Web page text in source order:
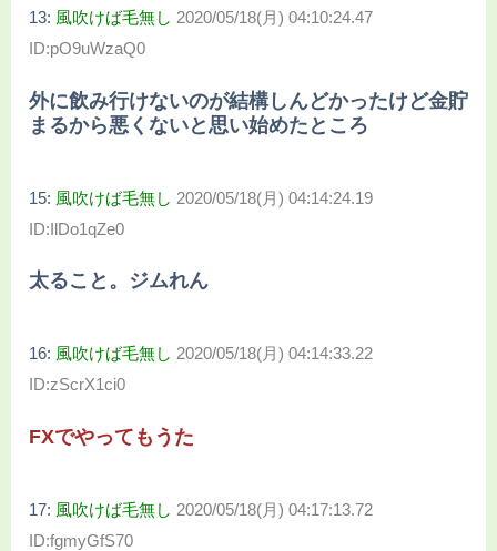
13: 風吹けば毛無し 2020/05/18(月) 04:10:24.47
ID:pO9uWzaQ0
外に飲み行けないのが結構しんどかったけど金貯
まるから悪くないと思い始めたところ
15: 風吹けば毛無し 2020/05/18(月) 04:14:24.19
ID:IlDo1qZe0
太ること。ジムれん
16: 風吹けば毛無し 2020/05/18(月) 04:14:33.22
ID:zScrX1ci0
FXでやってもうた
17: 風吹けば毛無し 2020/05/18(月) 04:17:13.72
ID:fgmyGfS70